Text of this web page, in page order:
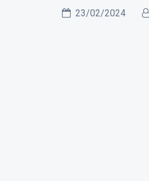
23/02/2024